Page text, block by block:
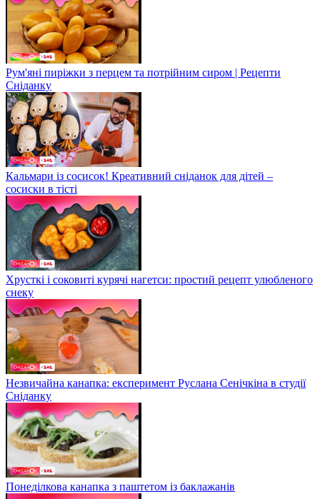
Рум'яні пиріжки з перцем та потрійним сиром | Рецепти
Сніданку
Кальмари із сосисок! Креативний сніданок для дітей –
сосиски в тісті
Хрусткі і соковиті курячі нагетси: простий рецепт улюбленого
снеку
Незвичайна канапка: експеримент Руслана Сенічкіна в студії
Сніданку
Понеділкова канапка з паштетом із баклажанів